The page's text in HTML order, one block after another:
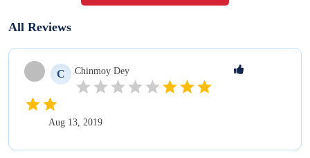
All Reviews
C Chinmoy Dey
Aug 13, 2019